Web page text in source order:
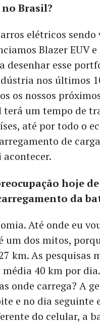
Brasil?
elétricos
Blazer EUV
desenhar esse
nos últimos
os nossos
terá um tempo de
até por todo o
de
hoje
da
Até onde eu
um dos mitos,
km. As pesquisas
40 km por
onde carrega? A
e no dia seguinte
do celular, a